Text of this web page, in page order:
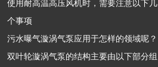
使用耐高温高压风机时，需要注意以下几
个事项
污水曝气漩涡气泵应用于怎样的领域呢？
双叶轮漩涡气泵的结构主要由以下部分组